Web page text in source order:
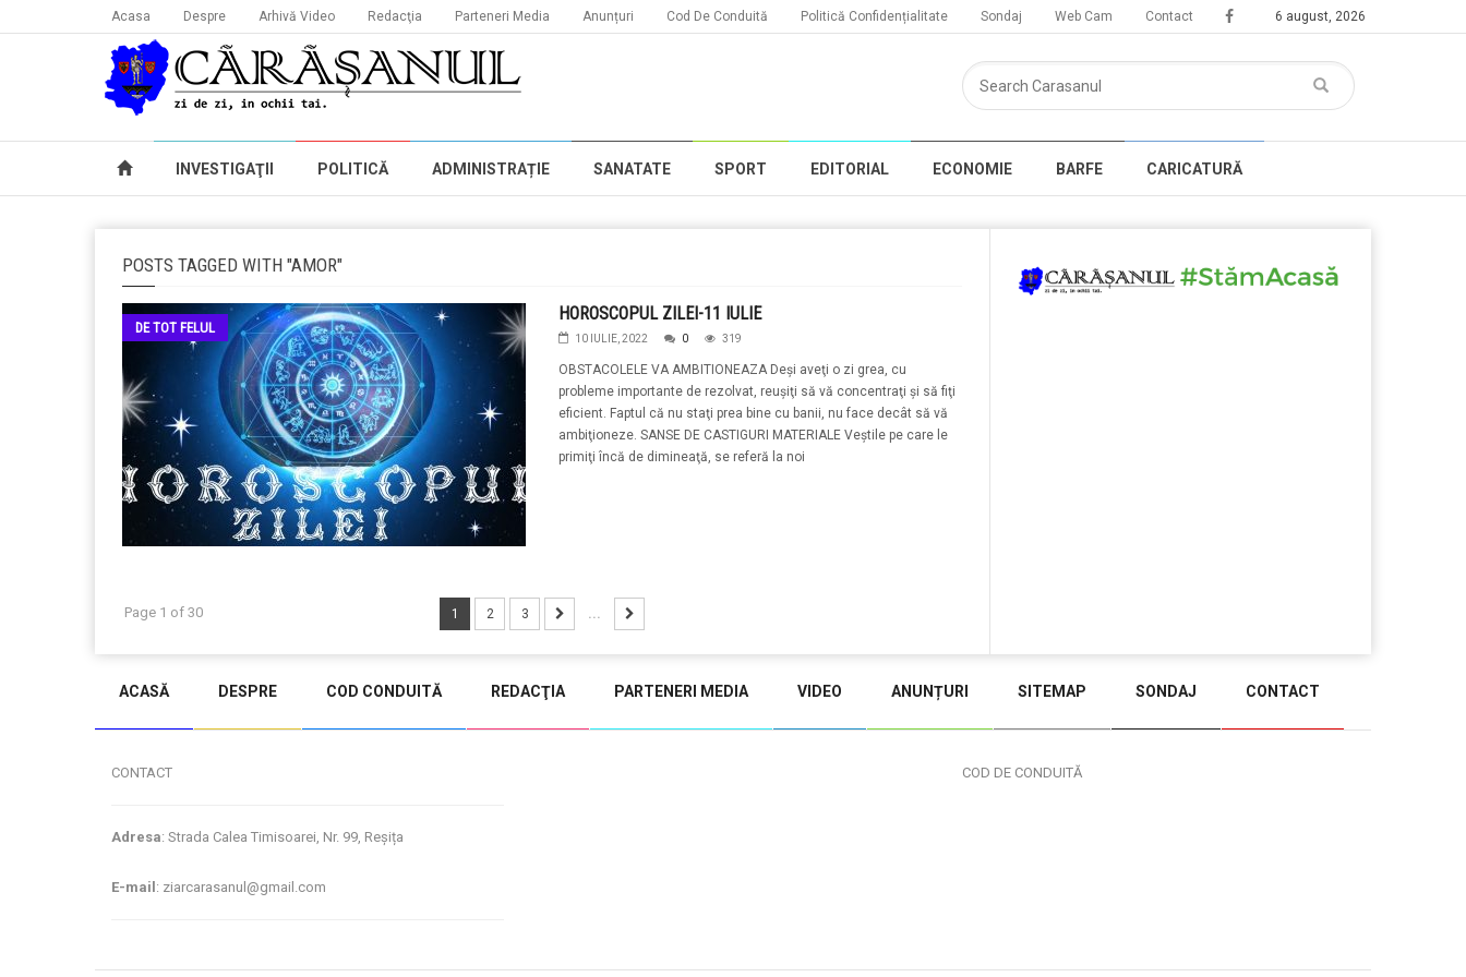
6 august, 2026
Acasa Despre Arhivă Video Redacţia Parteneri Media Anunțuri Cod De Conduită Politică Confidențialitate Sondaj Web Cam Contact
INVESTIGAŢII POLITICĂ ADMINISTRAȚIE SANATATE SPORT EDITORIAL ECONOMIE BARFE CARICATURĂ
POSTS TAGGED WITH "AMOR"
DE TOT FELUL
HOROSCOPUL ZILEI-11 IULIE
10 IULIE, 2022 0 319
OBSTACOLELE VA AMBITIONEAZA Deşi aveţi o zi grea, cu
probleme importante de rezolvat, reuşiţi să vă concentraţi şi să fiţi
eficient. Faptul că nu staţi prea bine cu banii, nu face decât să vă
ambiţioneze. SANSE DE CASTIGURI MATERIALE Veştile pe care le
primiţi încă de dimineaţă, se referă la noi
Page 1 of 30 1 2 3 ...
ACASĂ DESPRE COD CONDUITĂ REDACŢIA PARTENERI MEDIA VIDEO ANUNȚURI SITEMAP SONDAJ CONTACT
CONTACT
Adresa: Strada Calea Timisoarei, Nr. 99, Reșița
E-mail : ziarcarasanul@gmail.com
COD DE CONDUITĂ